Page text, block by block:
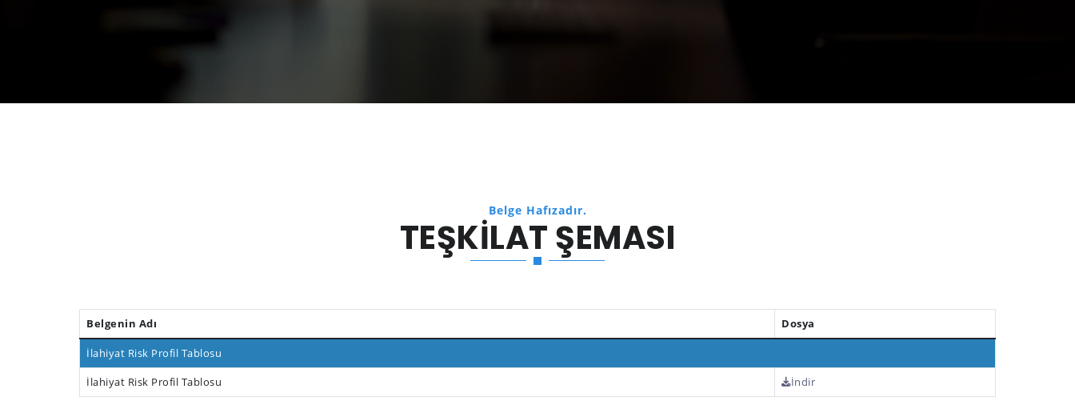
Belge Hafızadır.
TEŞKILAT ŞEMASI
Belgenin Adı Dosya
İlahiyat Risk Profil Tablosu
İlahiyat Risk Profil Tablosu
İndir